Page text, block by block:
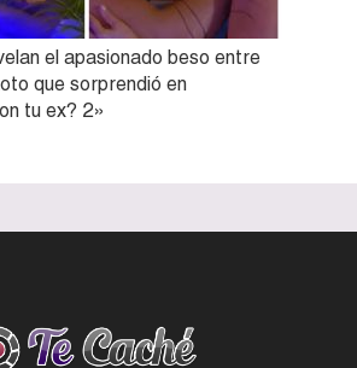
el apasionado beso entre
que sorprendió en
tu ex? 2»